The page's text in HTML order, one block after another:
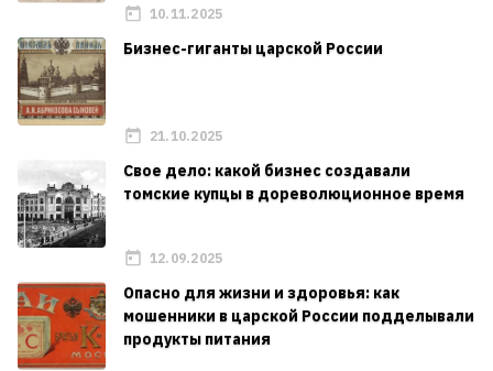
10.11.2025
Бизнес-гиганты царской России
21.10.2025
Свое дело: какой бизнес создавали
томские купцы в дореволюционное время
12.09.2025
Опасно для жизни и здоровья: как
мошенники в царской России подделывали
продукты питания